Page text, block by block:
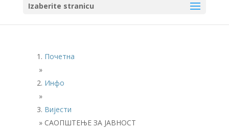
Izaberite stranicu
Почетна
»
Инфо
»
Вијести
» САОПШТЕЊЕ ЗА ЈАВНОСТ